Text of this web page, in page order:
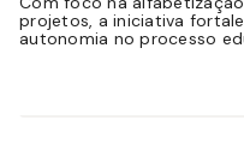
projetos, a iniciativa
autonomia no processo